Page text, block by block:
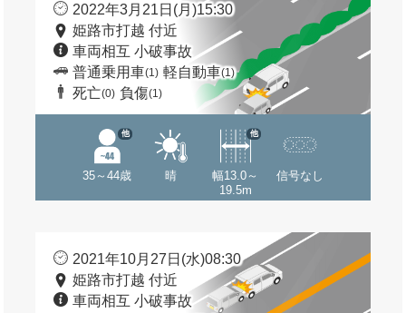
2022年3月21日(月)15:30
姫路市打越 付近
車両相互 小破事故
普通乗用車(1) 軽自動車(1)
死亡(0) 負傷(1)
35～44歳
他
晴
幅13.0～
19.5m
他
信号なし
2021年10月27日(水)08:30
姫路市打越 付近
車両相互 小破事故